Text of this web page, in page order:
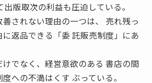
版取次の利益も圧迫している。
されない理由の一つは、 売れ残っ
返品できる「委 託販売制度」にあ
でなく、経営意欲のある 書店の間
への不満はくす ぶっている。